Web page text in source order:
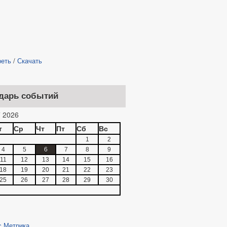
/ Скачать
событий
Ср Чт Пт Сб Вс
1
2
4
5 6 7 8
9
11
12 13 14 15
16
18
19 20 21 22
23
25
26 27 28 29 30